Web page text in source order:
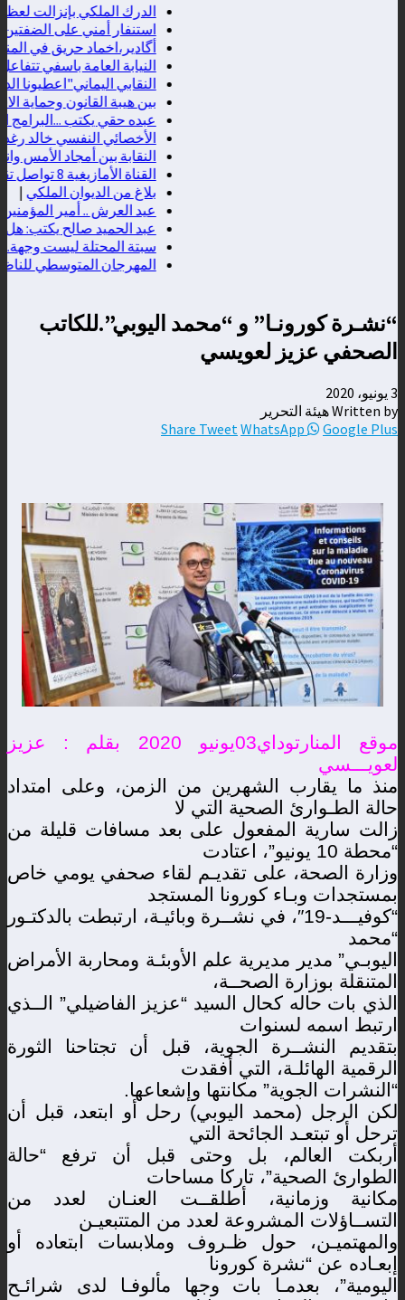
الدرك الملكي بإنزالت لعظم
استنفار أمني على الضفتين
أگادير،اخماد حريق في
النيابة العامة باسفي
النقابي اليماني"اعطيونا
بين هيبة القانون وحماية
عبده حقي يكتب ...البرامج
الأخصائي النفسي خالد رغدان
النقابة بين أمجاد الأمس
القناة الأمازيغية 8 تواصل تقريب المشاهد من نبض المدن المغربية عبر برنامج "فسحة الصيف"
بلاغ من الديوان الملكي|
عيد العرش .. أمير المؤمنين
عبد الحميد صالح يكتب: هل
سبتة المحتلة ليست وجهة…
المهرجان المتوسطي للناظور
“نشـرة كورونـا” و “محمد اليوبي”.للكاتب
الصحفي عزيز لعويسي
3 يونيو، 2020
Written by هيئة التحرير
Share Tweet WhatsApp Google Plus
موقع المنارتوداي03يونيو 2020 بقلم : عزيز
لعويـــسي
منذ ما يقارب الشهرين من الزمن، وعلى امتداد
حالة الطـوارئ الصحية التي لا
زالت سارية المفعول على بعد مسافات قليلة من
“محطة 10 يونيو”، اعتادت
وزارة الصحة، على تقديـم لقاء صحفي يومي خاص
بمستجدات وبـاء كورونا المستجد
“كوفيـــد-19″، في نشــرة وبائيـة، ارتبطت بالدكتـور
“محمد
اليوبـي” مدير مديرية علم الأوبئـة ومحاربة الأمراض
المتنقلة بوزارة الصحــة،
الذي بات حاله كحال السيد “عزيز الفاضيلي” الــذي
ارتبط اسمه لسنوات
بتقديم النشــرة الجوية، قبل أن تجتاحنا الثورة
الرقمية الهائلـة، التي أفقدت
“النشرات الجوية” مكانتها وإشعاعها.
لكن الرجل (محمد اليوبي) رحل أو ابتعد، قبل أن
ترحل أو تبتعـد الجائحة التي
أربكت العالم، بل وحتى قبل أن ترفع “حالة
الطوارئ الصحية”، تاركا مساحات
مكانية وزمانية، أطلقــت العنـان لعدد من
التســاؤلات المشروعة لعدد من المتتبعيـن
والمهتميـن، حول ظـروف وملابسات ابتعاده أو
إبعـاده عن “نشرة كورونا
اليومية”، بعدمـا بات وجها مألوفـا لدى شرائـح